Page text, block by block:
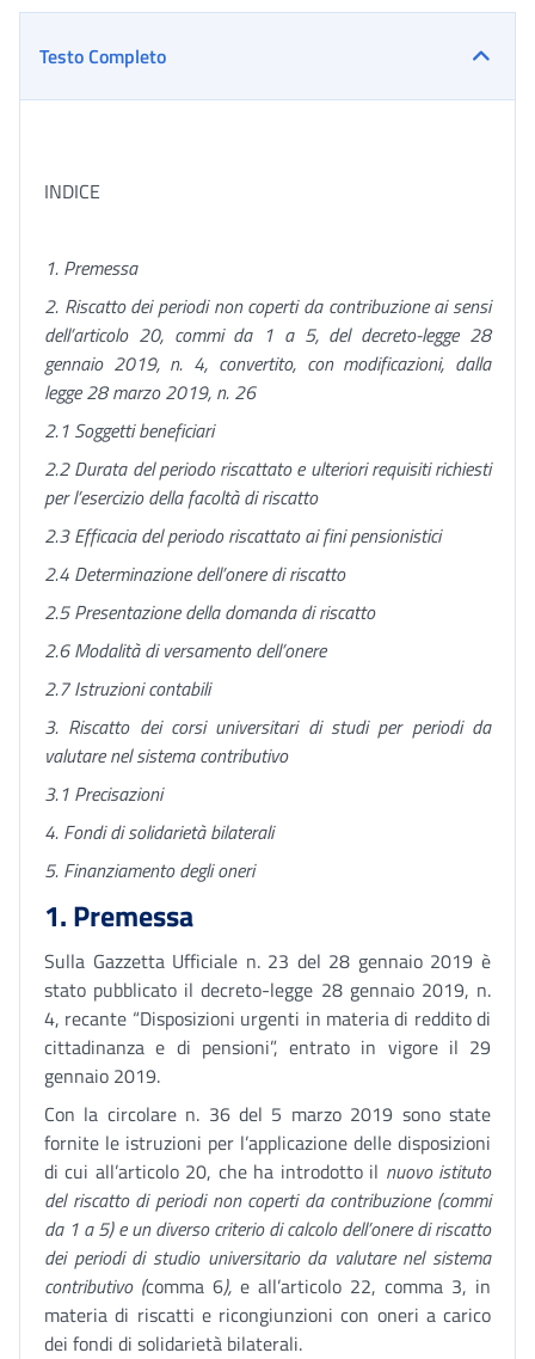
Testo Completo
INDICE
1. Premessa
2. Riscatto dei periodi non coperti da contribuzione ai sensi
dell’articolo 20, commi da 1 a 5, del decreto-legge 28
gennaio 2019, n. 4, convertito, con modificazioni, dalla
legge 28 marzo 2019, n. 26
2.1 Soggetti beneficiari
2.2 Durata del periodo riscattato e ulteriori requisiti richiesti
per l’esercizio della facoltà di riscatto
2.3 Efficacia del periodo riscattato ai fini pensionistici
2.4 Determinazione dell’onere di riscatto
2.5 Presentazione della domanda di riscatto
2.6 Modalità di versamento dell’onere
2.7 Istruzioni contabili
3. Riscatto dei corsi universitari di studi per periodi da
valutare nel sistema contributivo
3.1 Precisazioni
4. Fondi di solidarietà bilaterali
5. Finanziamento degli oneri
1. Premessa
Sulla Gazzetta Ufficiale n. 23 del 28 gennaio 2019 è
stato pubblicato il decreto-legge 28 gennaio 2019, n.
4, recante “Disposizioni urgenti in materia di reddito di
cittadinanza e di pensioni”, entrato in vigore il 29
gennaio 2019.
Con la circolare n. 36 del 5 marzo 2019 sono state
fornite le istruzioni per l’applicazione delle disposizioni
di cui all’articolo 20, che ha introdotto il nuovo istituto
del riscatto di periodi non coperti da contribuzione (commi
da 1 a 5) e un diverso criterio di calcolo dell’onere di riscatto
dei periodi di studio universitario da valutare nel sistema
contributivo(comma 6), e all’articolo 22, comma 3, in
materia di riscatti e ricongiunzioni con oneri a carico
dei fondi di solidarietà bilaterali.